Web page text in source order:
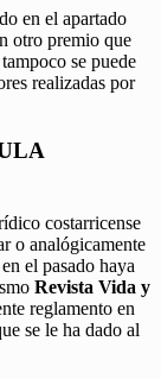
en el apartado
otro premio que
se puede
realizadas por
costarricense
o analógicamente
el pasado haya
Revista Vida y
reglamento en
se le ha dado al